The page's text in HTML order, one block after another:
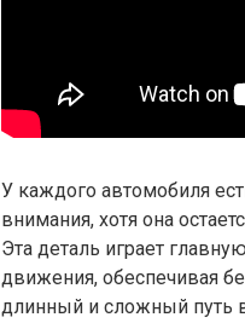
У каждого автомобиля
внимания, хотя она
Эта деталь играет
движения, обеспечивая
длинный и сложный путь